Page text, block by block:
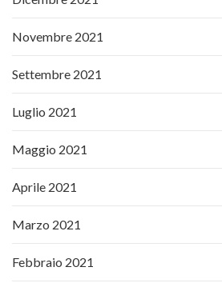
Novembre 2021
Settembre 2021
Luglio 2021
Maggio 2021
Aprile 2021
Marzo 2021
Febbraio 2021